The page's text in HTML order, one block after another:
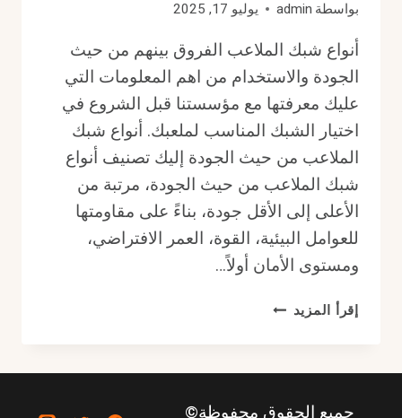
بواسطة admin يوليو 17, 2025
أنواع شبك الملاعب الفروق بينهم من حيث
الجودة والاستخدام من اهم المعلومات التي
عليك معرفتها مع مؤسستنا قبل الشروع في
اختيار الشبك المناسب لملعبك. أنواع شبك
الملاعب من حيث الجودة إليك تصنيف أنواع
شبك الملاعب من حيث الجودة، مرتبة من
الأعلى إلى الأقل جودة، بناءً على مقاومتها
للعوامل البيئية، القوة، العمر الافتراضي،
ومستوى الأمان أولاً…
إقرأ المزيد أنواع
من
الجودة
جميع الحقوق محفوظة©